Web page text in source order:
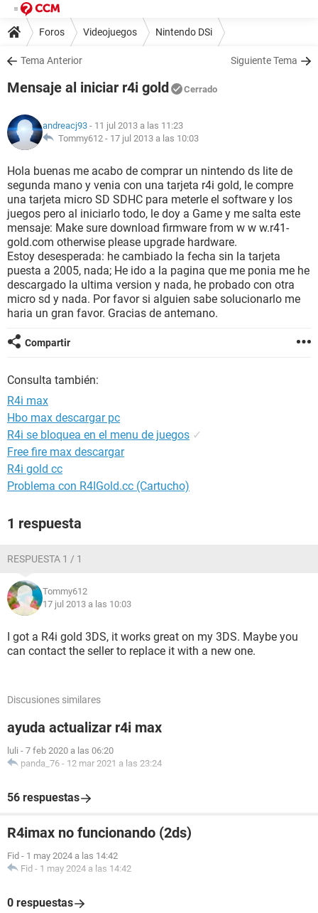
Foros Videojuegos Nintendo DSi
Tema Anterior Siguiente Tema
Mensaje al iniciar r4i gold Cerrado
andreacj93 - 11 jul 2013 a las 11:23
Tommy612 - 17 jul 2013 a las 10:03
Hola buenas me acabo de comprar un nintendo ds lite de
segunda mano y venia con una tarjeta r4i gold, le compre
una tarjeta micro SD SDHC para meterle el software y los
juegos pero al iniciarlo todo, le doy a Game y me salta este
mensaje: Make sure download firmware from w w w.r41-
gold.com otherwise please upgrade hardware.
Estoy desesperada: he cambiado la fecha sin la tarjeta
puesta a 2005, nada; He ido a la pagina que me ponia me he
descargado la ultima version y nada, he probado con otra
micro sd y nada. Por favor si alguien sabe solucionarlo me
haria un gran favor. Gracias de antemano.
Compartir
Consulta también:
R4i max
Hbo max descargar pc
R4i se bloquea en el menu de juegos ✓
Free fire max descargar
R4i gold cc
Problema con R4IGold.cc (Cartucho)
1 respuesta
RESPUESTA 1 / 1
Tommy612
17 jul 2013 a las 10:03
I got a R4i gold 3DS, it works great on my 3DS. Maybe you
can contact the seller to replace it with a new one.
Discusiones similares
ayuda actualizar r4i max
luli - 7 feb 2020 a las 06:20
panda_76 - 12 mar 2021 a las 23:24
56 respuestas
R4imax no funcionando (2ds)
Fid - 1 may 2024 a las 14:42
Fid - 1 may 2024 a las 14:42
0 respuestas